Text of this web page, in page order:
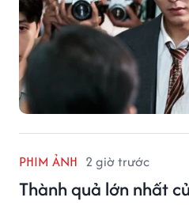
PHIM ẢNH 2 giờ trước
Thành quả lớn nhất